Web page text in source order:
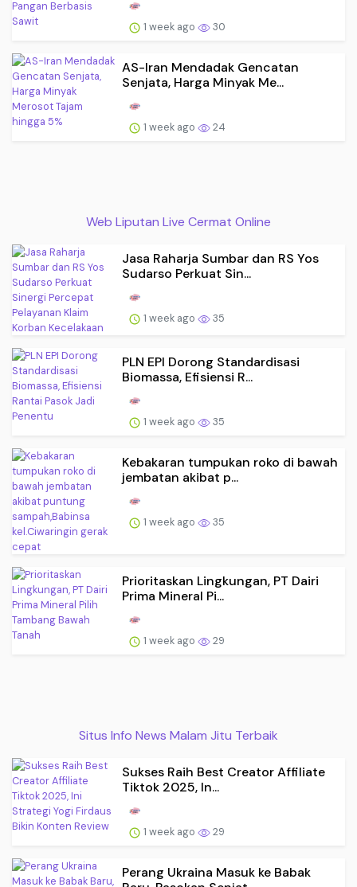
1 week ago 30
AS-Iran Mendadak Gencatan
Senjata, Harga Minyak Me...
1 week ago 24
Web Liputan Live Cermat Online
Jasa Raharja Sumbar dan RS Yos
Sudarso Perkuat Sin...
1 week ago 35
PLN EPI Dorong Standardisasi
Biomassa, Efisiensi R...
1 week ago 35
Kebakaran tumpukan roko di bawah
jembatan akibat p...
1 week ago 35
Prioritaskan Lingkungan, PT Dairi
Prima Mineral Pi...
1 week ago 29
Situs Info News Malam Jitu Terbaik
Sukses Raih Best Creator Affiliate
Tiktok 2025, In...
1 week ago 29
Perang Ukraina Masuk ke Babak